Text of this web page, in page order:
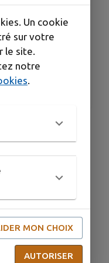
de 8h à
primeur,
sur la place
d'olives,
par des
du Foyer des
Un cookie
sur votre
le site.
notre
.
MON CHOIX
AUTORISER